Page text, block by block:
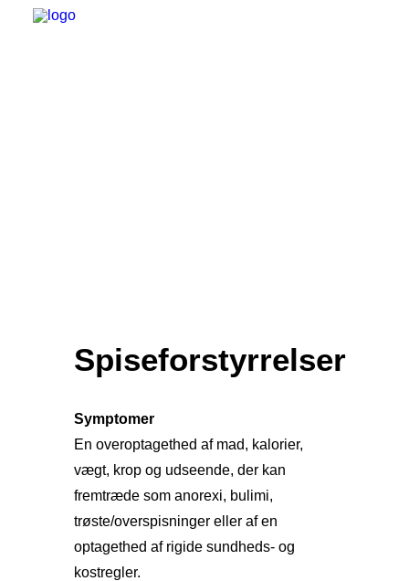
Spiseforstyrrelser
Symptomer
En overoptagethed af mad, kalorier,
vægt, krop og udseende, der kan
fremtræde som anorexi, bulimi,
trøste/overspisninger eller af en
optagethed af rigide sundheds- og
kostregler.